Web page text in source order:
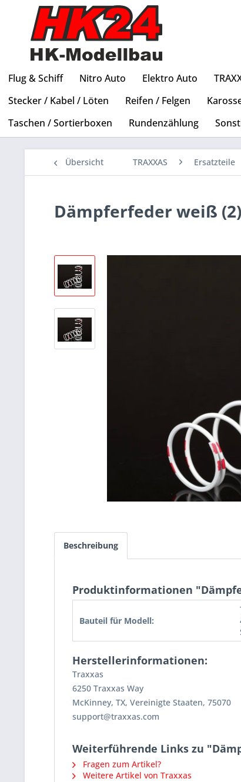
Flug & Schiff Nitro Auto Elektro Auto
Stecker / Kabel / Löten
Reifen / Felgen
Taschen / Sortierboxen
Rundenzählung
Übersicht TRAXXAS Ersatzteile
Dämpferfeder weiß (2)
Beschreibung
Produktinformationen
Bauteil für Modell:
Herstellerinformationen:
Traxxas
6250 Traxxas Way
McKinney, TX, Vereinigte Staaten, 75070
support@traxxas.com
Weiterführende Links zu
Fragen zum Artikel?
Weitere Artikel von Traxxas